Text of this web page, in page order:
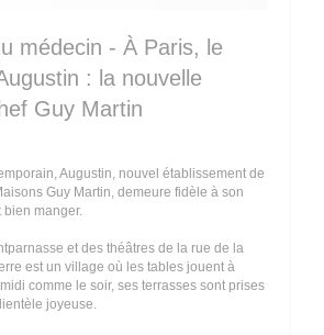
médecin - À Paris, le
: la nouvelle
Guy Martin
Augustin, nouvel établissement de
Guy Martin, demeure fidèle à son
bien manger.
et des théâtres de la rue de la
est un village où les tables jouent à
comme le soir, ses terrasses sont prises
joyeuse.